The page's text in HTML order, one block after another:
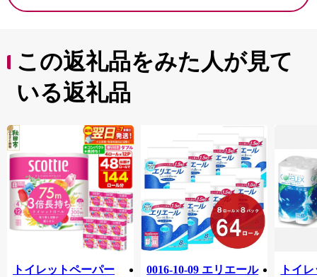
この返礼品をみた人が見て
いる返礼品
トイレットペーパー
0016-10-09 エリエール
トイ